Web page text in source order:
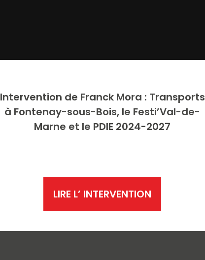
Intervention de Franck Mora : Transports
à Fontenay-sous-Bois, le Festi’Val-de-
Marne et le PDIE 2024-2027
LIRE L’ INTERVENTION